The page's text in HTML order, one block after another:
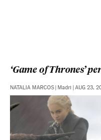
‘Game of Thrones’
NATALIA MARCOS | Madri | AUG 23,